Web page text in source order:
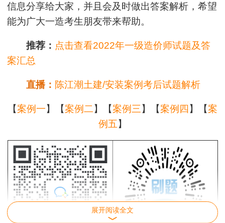
信息分享给大家，并且会及时做出答案解析，希望
能为广大一造考生朋友带来帮助。
推荐： 点击查看2022年一级造价师试题及答
案汇总
直播： 陈江潮土建/安装案例考后试题解析
【案例一】【案例二】【案例三 】【案例四】【案
例五】
展开阅读全文